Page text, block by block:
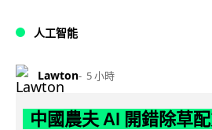
人工智能
Lawton 5 小時
中國農夫 AI 開錯除草